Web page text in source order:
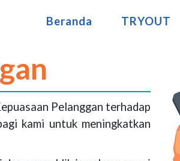
Beranda TRYOUT
Pelanggan terhadap
kami untuk meningkatkan